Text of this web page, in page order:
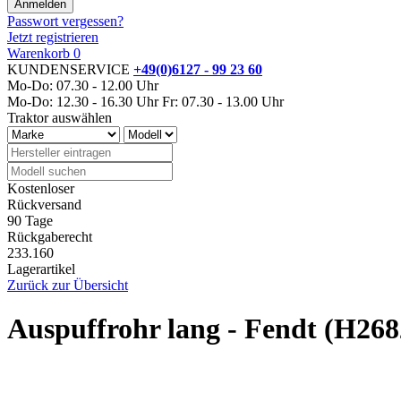
Passwort vergessen?
Jetzt registrieren
Warenkorb 0
KUNDENSERVICE +49(0)6127 - 99 23 60
Mo-Do: 07.30 - 12.00 Uhr
Mo-Do: 12.30 - 16.30 Uhr Fr: 07.30 - 13.00 Uhr
Traktor auswählen
Kostenloser
Rückversand
90 Tage
Rückgaberecht
233.160
Lagerartikel
Zurück zur Übersicht
Auspuffrohr lang - Fendt